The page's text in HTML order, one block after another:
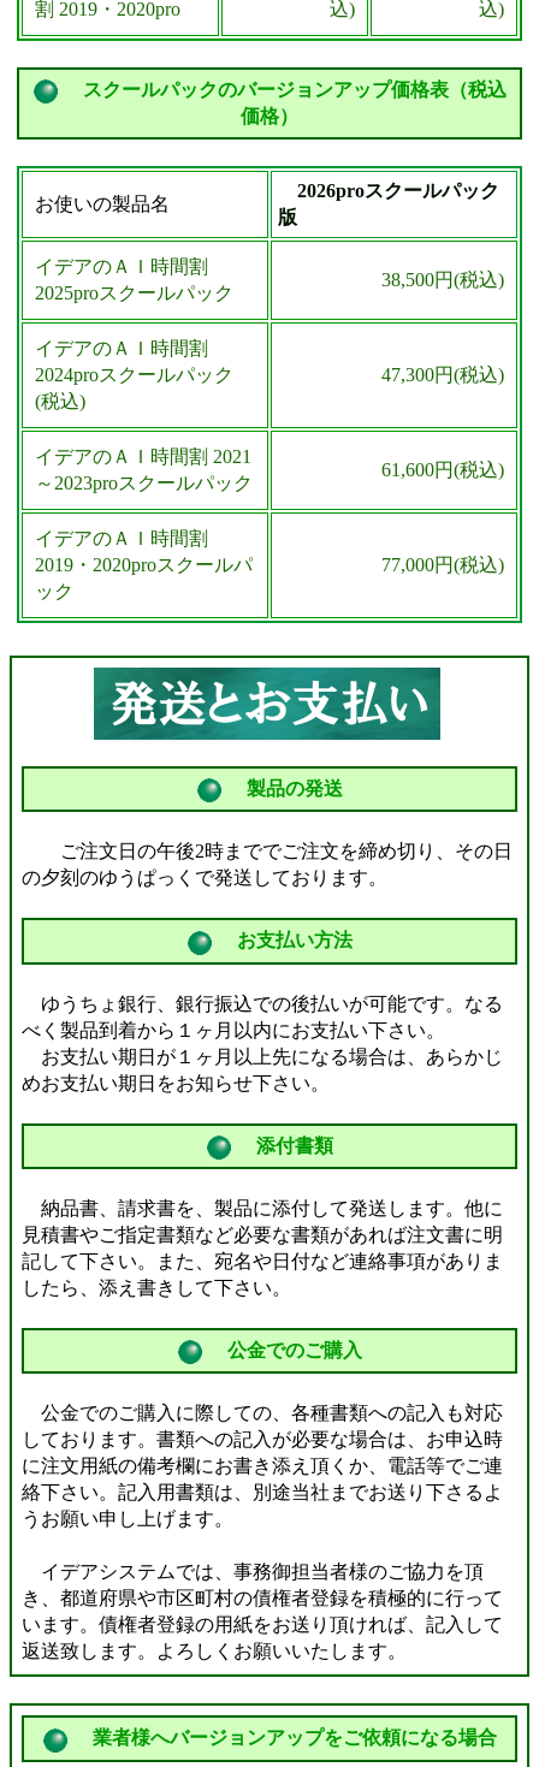
①－③ ユーザ葉書の有無の確認
①－④ 専用注文用紙の再発行の依頼
→② 専用注文用紙を使い、FAXでご注文
割 2019・2020pro 込) 込)
スクールパックのバージョンアップ価格表（税込
価格）
お使いの製品名
2026proスクールパック
版
イデアのＡＩ時間割
2025proスクールパック
38,500円(税込)
イデアのＡＩ時間割
2024proスクールパック
(税込)
47,300円(税込)
イデアのＡＩ時間割 2021
～2023proスクールパック
61,600円(税込)
イデアのＡＩ時間割
2019・2020proスクールパ
ック
77,000円(税込)
製品の発送
ご注文日の午後2時まででご注文を締め切り、その日
の夕刻のゆうぱっくで発送しております。
お支払い方法
ゆうちょ銀行、銀行振込での後払いが可能です。なる
べく製品到着から１ヶ月以内にお支払い下さい。
お支払い期日が１ヶ月以上先になる場合は、あらかじ
めお支払い期日をお知らせ下さい。
添付書類
納品書、請求書を、製品に添付して発送します。他に
見積書やご指定書類など必要な書類があれば注文書に明
記して下さい。また、宛名や日付など連絡事項がありま
したら、添え書きして下さい。
公金でのご購入
公金でのご購入に際しての、各種書類への記入も対応
しております。書類への記入が必要な場合は、お申込時
に注文用紙の備考欄にお書き添え頂くか、電話等でご連
絡下さい。記入用書類は、別途当社までお送り下さるよ
うお願い申し上げます。
イデアシステムでは、事務御担当者様のご協力を頂
き、都道府県や市区町村の債権者登録を積極的に行って
います。債権者登録の用紙をお送り頂ければ、記入して
返送致します。よろしくお願いいたします。
業者様へバージョンアップをご依頼になる場合